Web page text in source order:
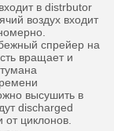
в distrbutor
воздух входит
спрейер на
вращает и
высушить в
discharged
циклонов.